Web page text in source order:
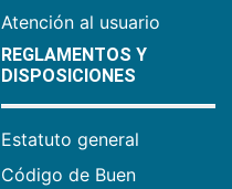
Atención al usuario
REGLAMENTOS Y
DISPOSICIONES
Estatuto general
Código de Buen